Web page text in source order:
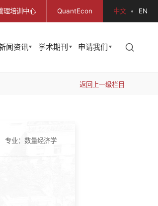
理培训中心 QuantEcon 中文 EN
闻资讯 学术期刊 申请我们
返回上一级栏目
专业：数量经济学